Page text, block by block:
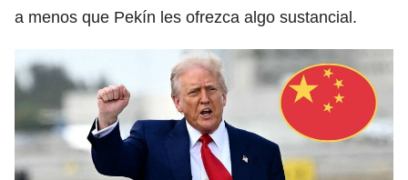
a menos que Pekín les ofrezca algo sustancial.